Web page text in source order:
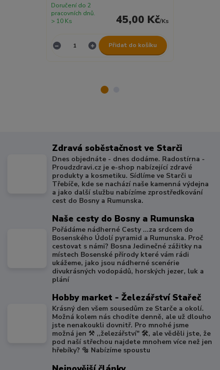
45,00 Kč/Ks
Doručení do 2
pracovních dnů.
> 10 Ks
Přidat do košíku
Zdravá soběstačnost ve Starči
Dnes objednáte - dnes dodáme. Radostírna -
Proudzdravi.cz je e-shop nabízející zdravé
produkty a kosmetiku. Sídlíme ve Starči u
Třebíče, kde se nachází naše kamenná výdejna
a jako další službu nabízíme zprostředkování
cest do Bosny a Rumunska.
Naše cesty do Bosny a Rumunska
Pořádáme nádherné Cesty ...za srdcem do
Bosenského Údolí pyramid a Rumunska. Proč
cestovat s námi? Bosna Jedinečné zážitky na
místech Bosenské přírody které vám rádi
ukážeme, jako jsou nádherné scenérie
divukrásných vodopádů, horských jezer, luk a
plání
Hobby market - Železářství Stařeč
Krásný den všem sousedům ze Starče a okolí.
Možná kolem nás chodíte denně, ale už dlouho
jste nenakoukli dovnitř. Pro mnohé jsme
možná jen ⚒️ ,,železářství" 🛠️, ale věděli jste, že
pod naší střechou najdete mnohem více než jen
hřebíky? 🔩 Nabízíme spoustu